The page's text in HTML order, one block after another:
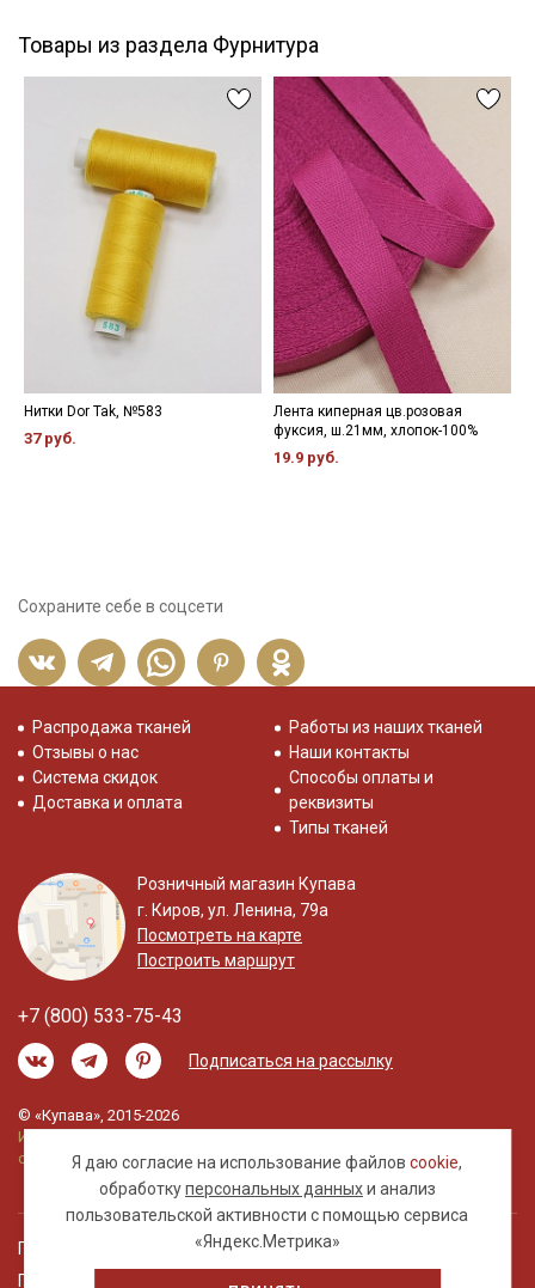
приключения.
Цветопередача может отличаться от оригинального цвета
ткани в зависимости от настроек вашего монитора.
Товары из раздела Фурнитура
Нитки Dor Tak, №583
37 руб.
Лента киперная цв.розовая
фуксия, ш.21мм, хлопок-100%
19.9 руб.
Сохраните себе в соцсети
Я даю согласие на использование файловcookie,
обработкуперсональных данныхи анализ
пользовательской активности с помощью сервиса
«Яндекс.Метрика»
Распродажа тканей
Отзывы о нас
Система скидок
Доставка и оплата
Работы из наших тканей
Наши контакты
Способы оплаты и
реквизиты
Типы тканей
Розничный магазин Купава
г. Киров, ул. Ленина, 79а
Посмотреть на карте
Построить маршрут
+7 (800) 533-75-43
Подписаться на рассылку
© «Купава», 2015-2026
Информация на сайте не является публичной
офертой.
Правовая информация
Политика обработки персональных данных